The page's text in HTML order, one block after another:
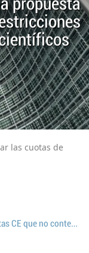
propuesta
las cuotas de
09 12 2016 Cepesca preocupada por propuesta cuotas CE que no contempla sostenibilidad socioeconómic